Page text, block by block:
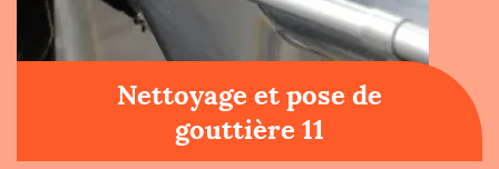
Nettoyage et pose de
gouttière 11